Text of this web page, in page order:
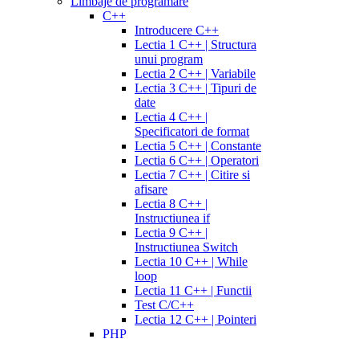
C++
Introducere C++
Lectia 1 C++ | Structura
unui program
Lectia 2 C++ | Variabile
Lectia 3 C++ | Tipuri de
date
Lectia 4 C++ |
Specificatori de format
Lectia 5 C++ | Constante
Lectia 6 C++ | Operatori
Lectia 7 C++ | Citire si
afisare
Lectia 8 C++ |
Instructiunea if
Lectia 9 C++ |
Instructiunea Switch
Lectia 10 C++ | While
loop
Lectia 11 C++ | Functii
Test C/C++
Lectia 12 C++ | Pointeri
PHP